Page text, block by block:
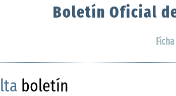
Boletín Oficial
boletín